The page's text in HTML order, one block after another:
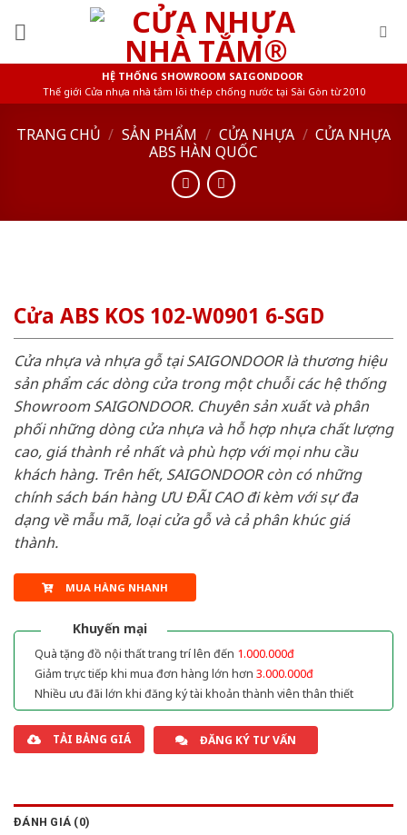
HỆ THỐNG SHOWROOM SAIGONDOOR
Thế giới Cửa nhựa nhà tắm lõi thép chống nước tại Sài Gòn từ 2010
TRANG CHỦ / SẢN PHẨM / CỬA NHỰA / CỬA NHỰA
ABS HÀN QUỐC
Cửa ABS KOS 102-W0901 6-SGD
Cửa nhựa và nhựa gỗ tại SAIGONDOOR là thương hiệu
sản phẩm các dòng cửa trong một chuỗi các hệ thống
Showroom SAIGONDOOR. Chuyên sản xuất và phân
phối những dòng cửa nhựa và hỗ hợp nhựa chất lượng
cao, giá thành rẻ nhất và phù hợp với mọi nhu cầu
khách hàng. Trên hết, SAIGONDOOR còn có những
chính sách bán hàng ƯU ĐÃI CAO đi kèm với sự đa
dạng về mẫu mã, loại cửa gỗ và cả phân khúc giá
thành.
MUA HÀNG NHANH
Khuyến mại
Quà tặng đồ nội thất trang trí lên đến 1.000.000đ
Giảm trực tiếp khi mua đơn hàng lớn hơn 3.000.000đ
Nhiều ưu đãi lớn khi đăng ký tài khoản thành viên thân thiết
TẢI BẢNG GIÁ ĐĂNG KÝ TƯ VẤN
ĐÁNH GIÁ (0)